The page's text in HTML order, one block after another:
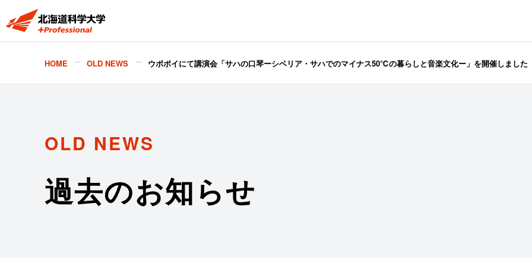
HOME OLD NEWS ウポポイにて講演会「サハの口琴ーシベリア・サハでのマイナス50℃の暮らしと音楽文化ー」を開催しました
OLD NEWS
過去のお知らせ